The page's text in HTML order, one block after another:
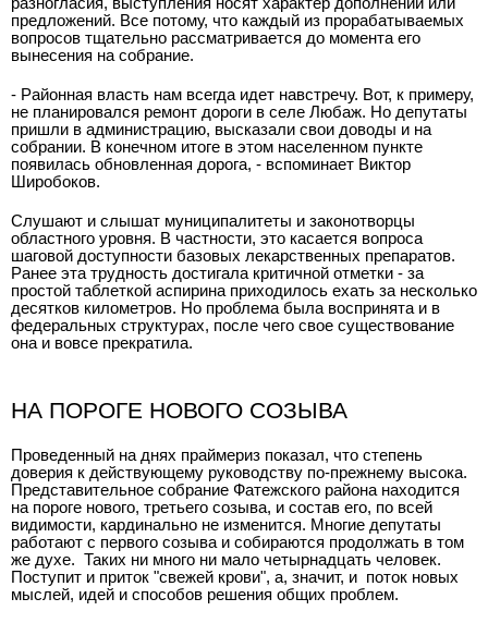
предложений. Все потому, что каждый из прорабатываемых
вопросов тщательно рассматривается до момента его
вынесения на собрание.
- Районная власть нам всегда идет навстречу. Вот, к примеру,
не планировался ремонт дороги в селе Любаж. Но депутаты
пришли в администрацию, высказали свои доводы и на
собрании. В конечном итоге в этом населенном пункте
появилась обновленная дорога, - вспоминает Виктор
Широбоков.
Слушают и слышат муниципалитеты и законотворцы
областного уровня. В частности, это касается вопроса
шаговой доступности базовых лекарственных препаратов.
Ранее эта трудность достигала критичной отметки - за
простой таблеткой аспирина приходилось ехать за несколько
десятков километров. Но проблема была воспринята и в
федеральных структурах, после чего свое существование
она и вовсе прекратила.
НА ПОРОГЕ НОВОГО СОЗЫВА
Проведенный на днях праймериз показал, что степень
доверия к действующему руководству по-прежнему высока.
Представительное собрание Фатежского района находится
на пороге нового, третьего созыва, и состав его, по всей
видимости, кардинально не изменится. Многие депутаты
работают с первого созыва и собираются продолжать в том
же духе. Таких ни много ни мало четырнадцать человек.
Поступит и приток "свежей крови", а, значит, и поток новых
мыслей, идей и способов решения общих проблем.